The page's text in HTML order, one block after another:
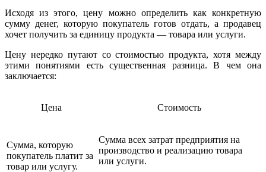
Исходя из этого, цену можно определить как конкретную
сумму денег, которую покупатель готов отдать, а продавец
хочет получить за единицу продукта — товара или услуги.
Цену нередко путают со стоимостью продукта, хотя между
этими понятиями есть существенная разница. В чем она
заключается:
Цена Стоимость
Сумма, которую
покупатель платит за
товар или услугу.
Сумма всех затрат предприятия на
производство и реализацию товара
или услуги.